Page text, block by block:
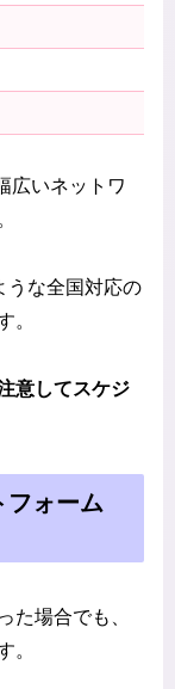
広いネットワ
うな全国対応の
。
意してスケジ
ォーム
た場合でも、
。